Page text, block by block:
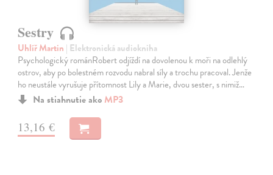
Sestry
Uhlíř Martin | Elektronická audiokniha
Psychologický románRobert odjíždí na dovolenou k moři na odlehlý
ostrov, aby po bolestném rozvodu nabral síly a trochu pracoval. Jenže
ho neustále vyrušuje přítomnost Lily a Marie, dvou sester, s nimiž…
Na stiahnutie ako MP3
13,16 €